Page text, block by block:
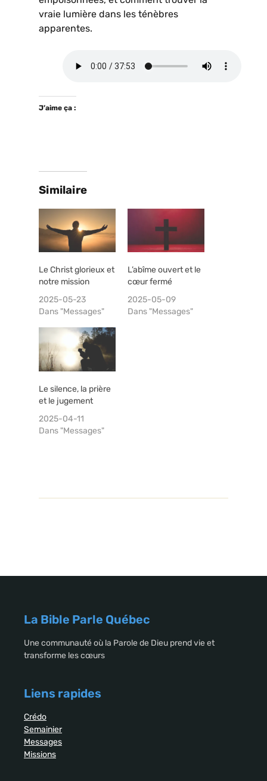
vraie lumière dans les ténèbres
apparentes.
J’aime ça :
Similaire
Le Christ glorieux et
notre mission
2025-05-23
Dans "Messages"
L’abîme ouvert et le
cœur fermé
2025-05-09
Dans "Messages"
Le silence, la prière
et le jugement
2025-04-11
Dans "Messages"
La Bible Parle Québec
Une communauté où la Parole de Dieu prend vie et
transforme les cœurs
Liens rapides
Crédo
Semainier
Messages
Missions